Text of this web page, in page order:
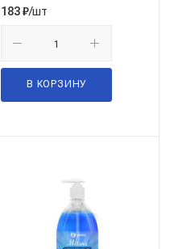
183₽/шт
В КОРЗИНУ